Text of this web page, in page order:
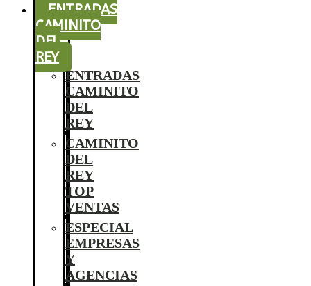
ENTRADAS
CAMINITO
DEL
REY
ENTRADAS
CAMINITO
DEL
REY
CAMINITO
DEL
REY
TOP
VENTAS
ESPECIAL
EMPRESAS
Y
AGENCIAS